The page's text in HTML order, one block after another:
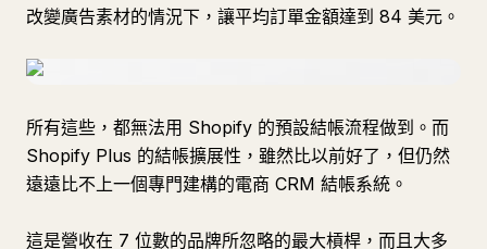
改變廣告素材的情況下，讓平均訂單金額達到 84 美元。
所有這些，都無法用 Shopify 的預設結帳流程做到。而
Shopify Plus 的結帳擴展性，雖然比以前好了，但仍然
遠遠比不上一個專門建構的電商 CRM 結帳系統。
這是營收在 7 位數的品牌所忽略的最大槓桿，而且大多